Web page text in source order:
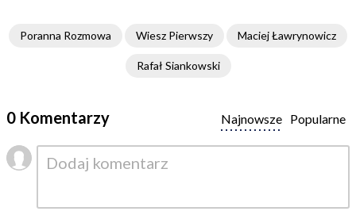
Poranna Rozmowa Wiesz Pierwszy Maciej Ławrynowicz
Rafał Siankowski
0 Komentarzy Popularne
Najnowsze